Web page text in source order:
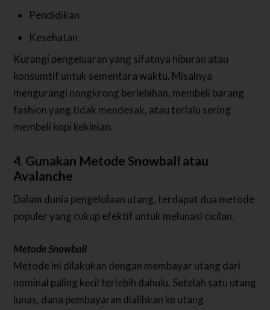
Pendidikan
Kesehatan
Kurangi pengeluaran yang sifatnya hiburan atau
konsumtif untuk sementara waktu. Misalnya
mengurangi nongkrong berlebihan, membeli barang
fashion yang tidak mendesak, atau terlalu sering
membeli kopi kekinian.
4. Gunakan Metode Snowball atau
Avalanche
Dalam dunia pengelolaan utang, terdapat dua metode
populer yang cukup efektif untuk melunasi cicilan.
Metode Snowball
Metode ini dilakukan dengan membayar utang dari
nominal paling kecil terlebih dahulu. Setelah satu utang
lunas, dana pembayaran dialihkan ke utang